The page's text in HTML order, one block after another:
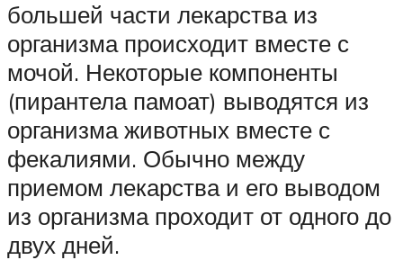
большей части лекарства из
организма происходит вместе с
мочой. Некоторые компоненты
(пирантела памоат) выводятся из
организма животных вместе с
фекалиями. Обычно между
приемом лекарства и его выводом
из организма проходит от одного до
двух дней.